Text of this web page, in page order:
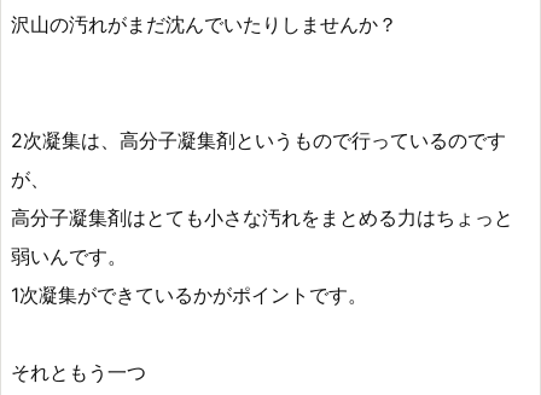
沢山の汚れがまだ沈んでいたりしませんか？
2次凝集は、高分子凝集剤というもので行っているのです
が、
高分子凝集剤はとても小さな汚れをまとめる力はちょっと
弱いんです。
1次凝集ができているかがポイントです。
それともう一つ